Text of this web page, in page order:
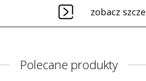
zobacz
Polecane produkty